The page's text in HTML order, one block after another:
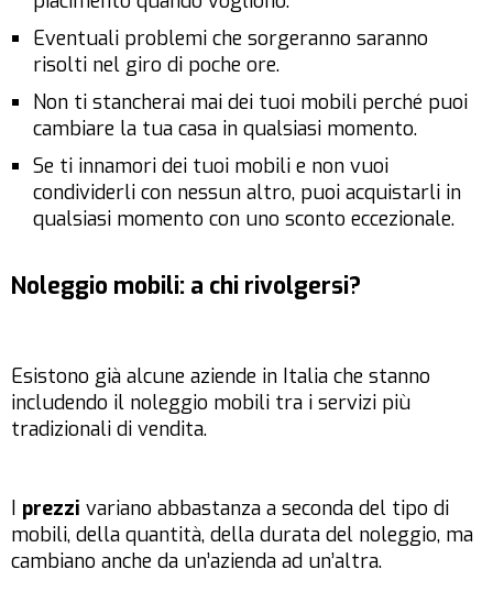
Eventuali problemi che sorgeranno saranno
risolti nel giro di poche ore.
Non ti stancherai mai dei tuoi mobili perché puoi
cambiare la tua casa in qualsiasi momento.
Se ti innamori dei tuoi mobili e non vuoi
condividerli con nessun altro, puoi acquistarli in
qualsiasi momento con uno sconto eccezionale.
Noleggio mobili: a chi rivolgersi?
Esistono già alcune aziende in Italia che stanno
includendo il noleggio mobili tra i servizi più
tradizionali di vendita.
I prezzi variano abbastanza a seconda del tipo di
mobili, della quantità, della durata del noleggio, ma
cambiano anche da un’azienda ad un’altra.